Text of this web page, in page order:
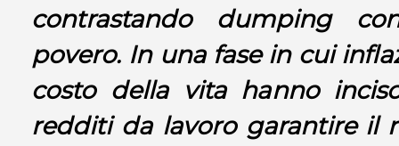
contrastando dumping
povero. In una fase in cui
costo della vita hanno
redditi da lavoro garantire il